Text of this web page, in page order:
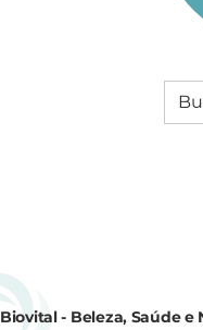
Biovital - Beleza, Saúde